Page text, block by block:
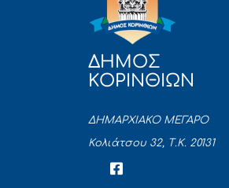
ΔΗΜΟΣ
ΚΟΡΙΝΘΙΩΝ
ΔΗΜΑΡΧΙΑΚΟ ΜΕΓΑΡΟ
Κολιάτσου 32, Τ.Κ. 20131